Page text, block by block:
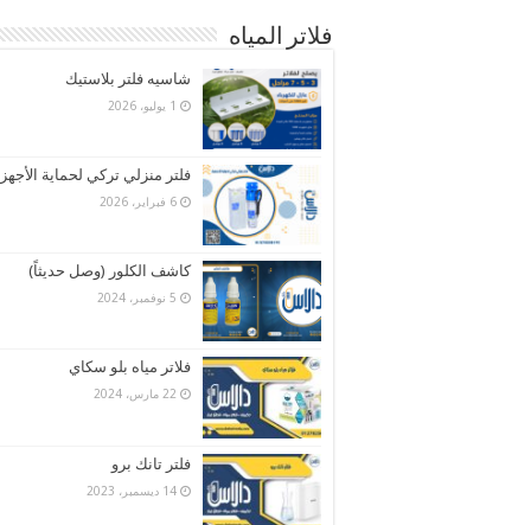
فلاتر المياه
شاسيه فلتر بلاستيك
1 يوليو، 2026
فلتر منزلي تركي لحماية
6 فبراير، 2026
كاشف الكلور (وصل حديثاً)
5 نوفمبر، 2024
فلاتر مياه بلو سكاي
22 مارس، 2024
فلتر تانك برو
14 ديسمبر، 2023